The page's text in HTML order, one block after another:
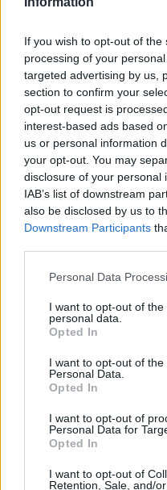
If you wish to opt-out of
processing of your
targeted advertising by us,
section to confirm your
opt-out request is
interest-based ads based
us or personal information
your opt-out. You may
disclosure of your personal
IAB’s list of downstream
also be disclosed by us to
Downstream Participants
Personal Data
I want to opt-out of
personal data.
Opted In
I want to opt-out of the
Personal Data.
Opted In
I want to opt-out of
Personal Data for
Opted In
I want to opt-out of
Retention, Sale, and/
υπογράφουν κοινή
07/08/2026 - 13:47 ΚΟΣΜΟΣ
Αναστολή λειτουργίας
Βοιωτία-
κατηγορούμενοι
07/08/2026 - 13:23
Χρηματιστήριο: Στις
Δείκτης Τιμών, με
07/08/2026 - 13:07
ΕΛΣΤΑΤ: Στο 3,4%
Ιούλιο
Εμπρησμός της Marfin:
απολογία της η
07/08/2026 - 12:27 ΕΛΛΑΔΑ
Η νέα σειρά foldables
Vodafone
07/08/2026 - 11:57
της συνεργασίας τους